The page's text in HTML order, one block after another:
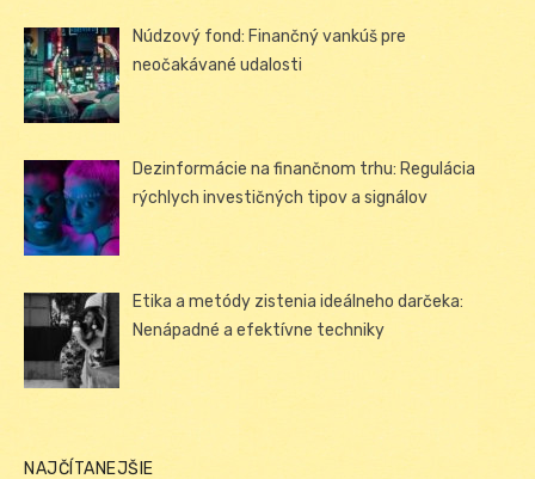
Núdzový fond: Finančný vankúš pre
neočakávané udalosti
Dezinformácie na finančnom trhu: Regulácia
rýchlych investičných tipov a signálov
Etika a metódy zistenia ideálneho darčeka:
Nenápadné a efektívne techniky
NAJČÍTANEJŠIE